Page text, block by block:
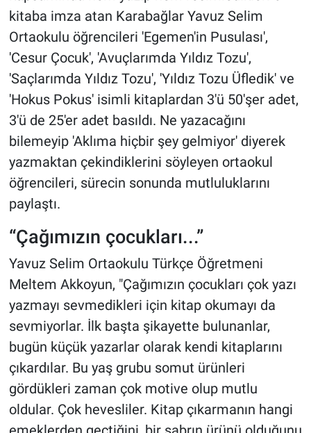
kitaba imza atan Karabağlar Yavuz Selim
Ortaokulu öğrencileri 'Egemen'in Pusulası',
'Cesur Çocuk', 'Avuçlarımda Yıldız Tozu',
'Saçlarımda Yıldız Tozu', 'Yıldız Tozu Üfledik' ve
'Hokus Pokus' isimli kitaplardan 3'ü 50'şer adet,
3'ü de 25'er adet basıldı. Ne yazacağını
bilemeyip 'Aklıma hiçbir şey gelmiyor' diyerek
yazmaktan çekindiklerini söyleyen ortaokul
öğrencileri, sürecin sonunda mutluluklarını
paylaştı.
“Çağımızın çocukları...”
Yavuz Selim Ortaokulu Türkçe Öğretmeni
Meltem Akkoyun, "Çağımızın çocukları çok yazı
yazmayı sevmedikleri için kitap okumayı da
sevmiyorlar. İlk başta şikayette bulunanlar,
bugün küçük yazarlar olarak kendi kitaplarını
çıkardılar. Bu yaş grubu somut ürünleri
gördükleri zaman çok motive olup mutlu
oldular. Çok hevesliler. Kitap çıkarmanın hangi